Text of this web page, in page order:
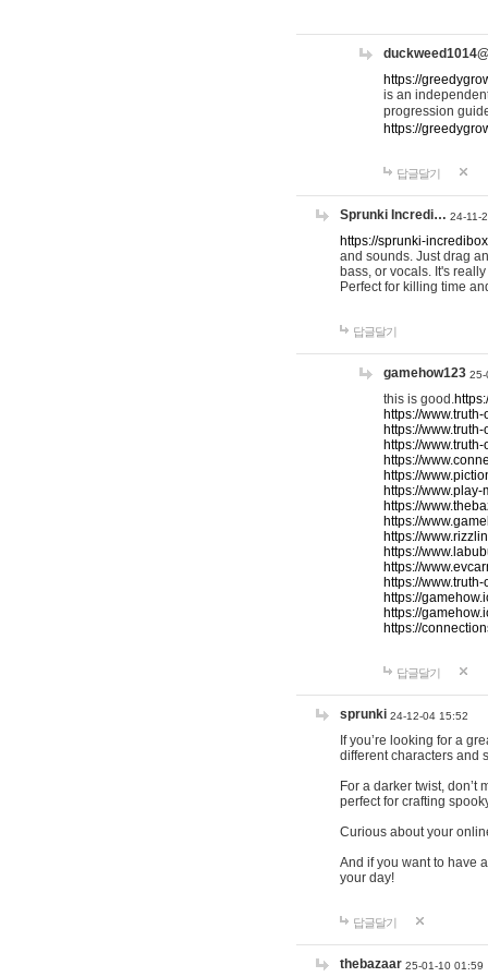
https://
is an
progression
https://
답글달기
Sprunki Incredi… 24-11-
https://sprunki-
and sounds. Just drag
bass, or vocals. It's
Perfect for killing time
답글달기
gamehow123 25-
this is good.
https://
https://
https://
https://
https://
https://
https://
https://
https://
https://
https://
https://
https://
https://
https://
답글달기
sprunki 24-12-04 15:52
If you’re looking for a
different characters and
For a darker twist, don’t
perfect for crafting
Curious about your
And if you want to have
your day!
답글달기
thebazaar 25-01-10 01:59